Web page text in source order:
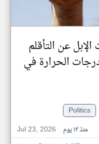
عن التأقلم
الحرارة في
Politics
Jul 23, 2026
منذ ١٣ يوم